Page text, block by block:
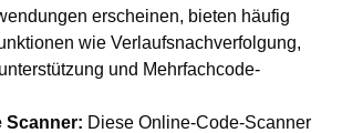
erscheinen, bieten häufig
wie Verlaufsnachverfolgung,
und Mehrfachcode-
Scanner: Diese Online-Code-Scanner